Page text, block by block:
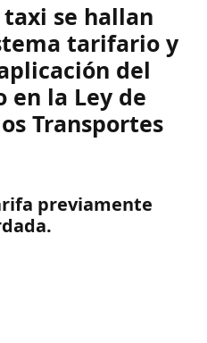
taxi se hallan
tarifario y
del
en la Ley de
Transportes
previamente